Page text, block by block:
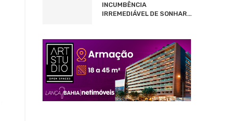
INCUMBÊNCIA
IRREMEDIÁVEL DE SONHAR…